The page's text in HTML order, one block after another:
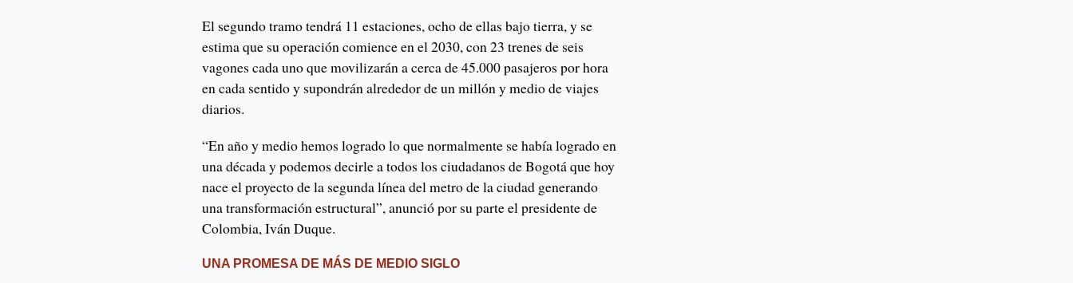
El segundo tramo tendrá 11 estaciones, ocho de ellas bajo tierra, y se
estima que su operación comience en el 2030, con 23 trenes de seis
vagones cada uno que movilizarán a cerca de 45.000 pasajeros por hora
en cada sentido y supondrán alrededor de un millón y medio de viajes
diarios.
“En año y medio hemos logrado lo que normalmente se había logrado en
una década y podemos decirle a todos los ciudadanos de Bogotá que hoy
nace el proyecto de la segunda línea del metro de la ciudad generando
una transformación estructural”, anunció por su parte el presidente de
Colombia, Iván Duque.
UNA PROMESA DE MÁS DE MEDIO SIGLO